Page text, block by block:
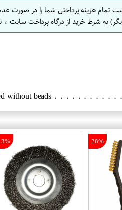
تمام هزینه پرداختی شما را در
به شرط خرید از درگاه پرداخت سایت
28%